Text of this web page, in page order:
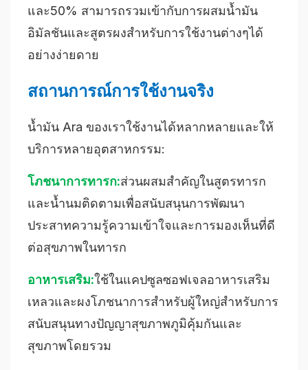
และ50% สามารถรวมเข้ากับการผสมน้ำมัน
อิมัลชันและสูตรผงสำหรับการใช้งานต่างๆได้
อย่างง่ายดาย
สถานการณ์การใช้งานจริง
น้ำมัน Ara ของเราใช้งานได้หลากหลายและให้
บริการหลายอุตสาหกรรม:
โภชนาการทารก:ส่วนผสมสำคัญในสูตรทารก
และน้ำนมติดตามเพื่อสนับสนุนการพัฒนา
ประสาทความรู้ความเข้าใจและการมองเห็นที่ดี
ต่อสุขภาพในทารก
อาหารเสริม:ใช้ในแคปซูลซอฟเจลอาหารเสริม
เหลวและผงโภชนาการสำหรับผู้ใหญ่สำหรับการ
สนับสนุนทางปัญญาสุขภาพภูมิคุ้มกันและ
สุขภาพโดยรวม